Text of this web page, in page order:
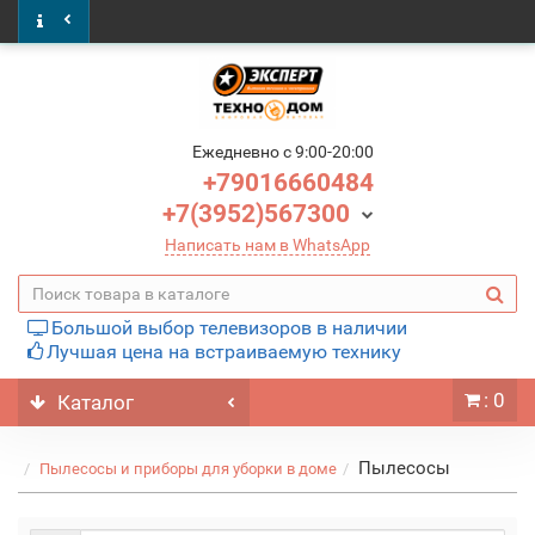
Ежедневно c 9:00-20:00
+79016660484
+7(3952)567300
Написать нам в WhatsApp
Большой выбор телевизоров в наличии
Лучшая цена на встраиваемую технику
Каталог : 0
Пылесосы и приборы для уборки в доме Пылесосы